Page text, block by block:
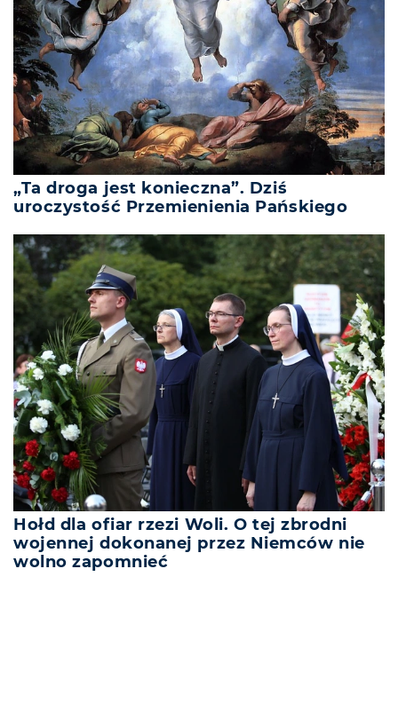
„Ta droga jest konieczna”. Dziś
uroczystość Przemienienia Pańskiego
Hołd dla ofiar rzezi Woli. O tej zbrodni
wojennej dokonanej przez Niemców nie
wolno zapomnieć